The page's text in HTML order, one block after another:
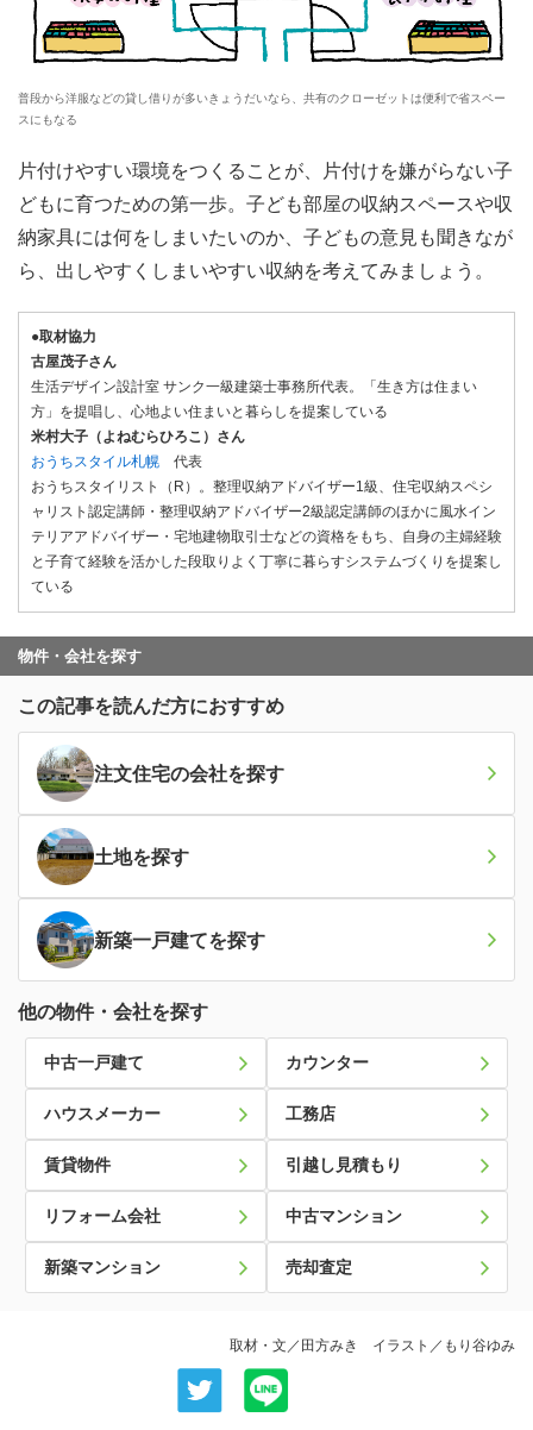
普段から洋服などの貸し借りが多いきょうだいなら、共有のクローゼットは便利で省スペー
スにもなる
片付けやすい環境をつくることが、片付けを嫌がらない子
どもに育つための第一歩。子ども部屋の収納スペースや収
納家具には何をしまいたいのか、子どもの意見も聞きなが
ら、出しやすくしまいやすい収納を考えてみましょう。
●取材協力
古屋茂子さん
生活デザイン設計室 サンク一級建築士事務所代表。「生き方は住まい
方」を提唱し、心地よい住まいと暮らしを提案している
米村大子（よねむらひろこ）さん
おうちスタイル札幌 代表
おうちスタイリスト（R）。整理収納アドバイザー1級、住宅収納スペシ
ャリスト認定講師・整理収納アドバイザー2級認定講師のほかに風水イン
テリアアドバイザー・宅地建物取引士などの資格をもち、自身の主婦経験
と子育て経験を活かした段取りよく丁寧に暮らすシステムづくりを提案し
ている
物件・会社を探す
この記事を読んだ方におすすめ
注文住宅の会社を探す
土地を探す
新築一戸建てを探す
他の物件・会社を探す
中古一戸建て カウンター
ハウスメーカー 工務店
賃貸物件 引越し見積もり
リフォーム会社 中古マンション
新築マンション 売却査定
取材・文／田方みき イラスト／もり谷ゆみ